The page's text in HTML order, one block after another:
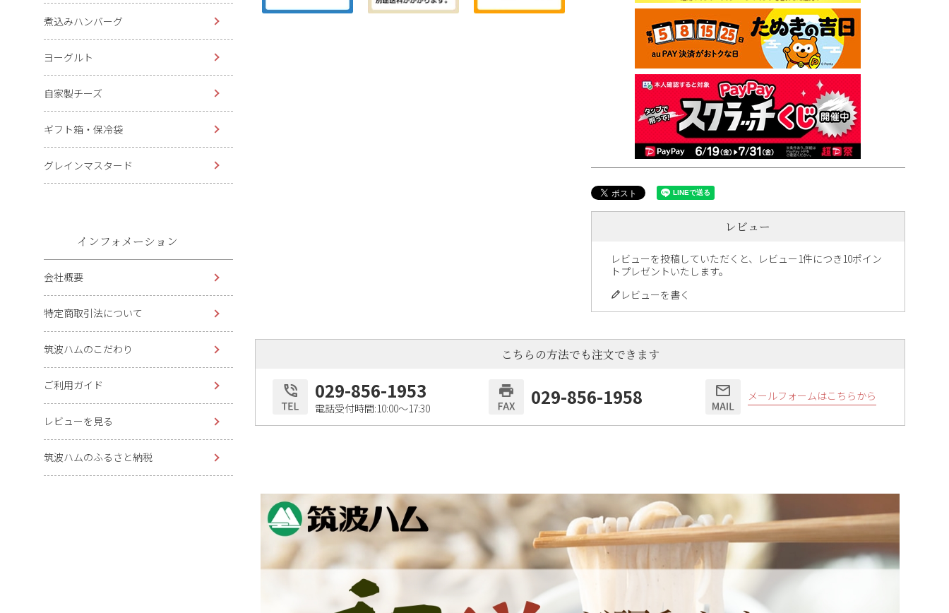
煮込みハンバーグ
ヨーグルト
自家製チーズ
ギフト箱・保冷袋
グレインマスタード
インフォメーション
会社概要
特定商取引法について
筑波ハムのこだわり
ご利用ガイド
レビューを見る
筑波ハムのふるさと納税
レビュー
レビューを投稿していただくと、レビュー1件につき10ポイン
トプレゼントいたします。
レビューを書く
こちらの方法でも注文できます
029-856-1953
電話受付時間:10:00〜17:30 029-856-1958 メールフォームはこちらから